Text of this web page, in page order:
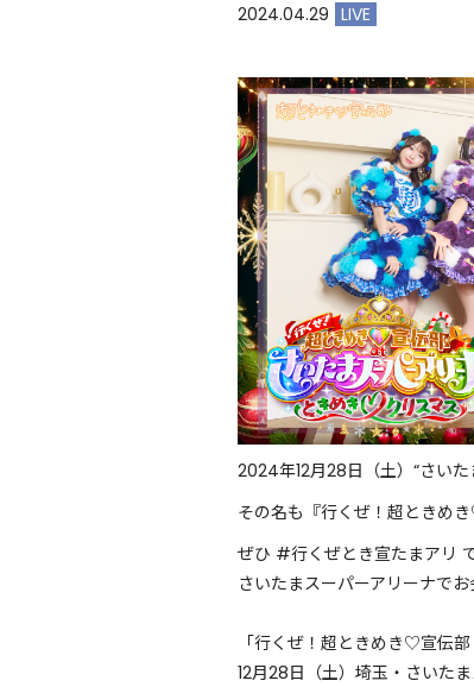
2024.04.29 LIVE
2024年12月28日（土）“さい
その名も『行くぜ！超ときめ
ぜひ #行くぜとき宣たまアリ
さいたまスーパーアリーナで
「行くぜ！超ときめき♡宣伝
12月28日（土）埼玉・さいた